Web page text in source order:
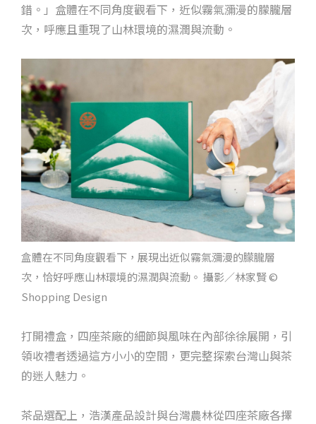
錯。」盒體在不同角度觀看下，近似霧氣瀰漫的朦朧層
次，呼應且重現了山林環境的濕潤與流動。
盒體在不同角度觀看下，展現出近似霧氣瀰漫的朦朧層
次，恰好呼應山林環境的濕潤與流動。 攝影／林家賢 ©
Shopping Design
打開禮盒，四座茶廠的細節與風味在內部徐徐展開，引
領收禮者透過這方小小的空間，更完整探索台灣山與茶
的迷人魅力。
茶品選配上，浩漢產品設計與台灣農林從四座茶廠各擇